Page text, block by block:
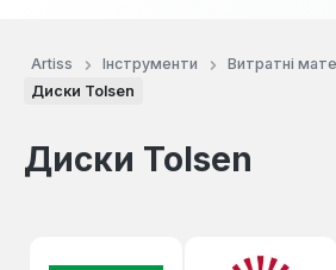
Artiss Інструменти Витратні
Диски Tolsen
Диски Tolsen